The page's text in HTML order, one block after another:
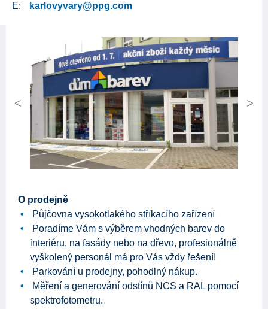
E:
karlovyvary@ppg.com
Previous Next
O prodejně
Půjčovna vysokotlakého stříkacího zařízení
Poradíme Vám s výběrem vhodných barev do
interiéru, na fasády nebo na dřevo, profesionálně
vyškolený personál má pro Vás vždy řešení!
Parkování u prodejny, pohodlný nákup.
Měření a generování odstínů NCS a RAL pomocí
spektrofotometru.